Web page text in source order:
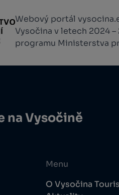
Webový portál
Vysočina v letech 2024
programu Ministerstva
na Vysočině
Menu
O Vysočina